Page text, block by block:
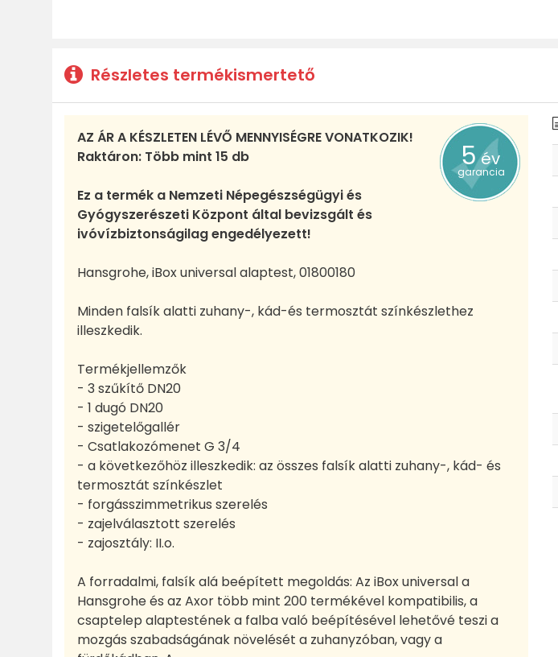
Részletes termékismertető
5év
garancia
AZ ÁR A KÉSZLETEN LÉVŐ MENNYISÉGRE VONATKOZIK!
Raktáron: Több mint 15 db
Ez a termék a Nemzeti Népegészségügyi és
Gyógyszerészeti Központ által bevizsgált és
ivóvízbiztonságilag engedélyezett!
Hansgrohe, iBox universal alaptest, 01800180
Minden falsík alatti zuhany-, kád-és termosztát színkészlethez
illeszkedik.
Termékjellemzők
- 3 szűkítő DN20
- 1 dugó DN20
- szigetelőgallér
- Csatlakozómenet G 3/4
- a következőhöz illeszkedik: az összes falsík alatti zuhany-, kád- és
termosztát színkészlet
- forgásszimmetrikus szerelés
- zajelválasztott szerelés
- zajosztály: II.o.
A forradalmi, falsík alá beépített megoldás: Az iBox universal a
Hansgrohe és az Axor több mint 200 termékével kompatibilis, a
csaptelep alaptestének a falba való beépítésével lehetővé teszi a
mozgás szabadságának növelését a zuhanyzóban, vagy a